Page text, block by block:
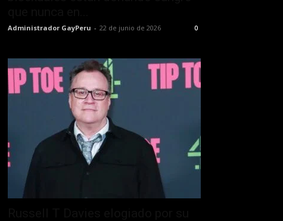
Administrador GayPeru - 22 de junio de 2026 0